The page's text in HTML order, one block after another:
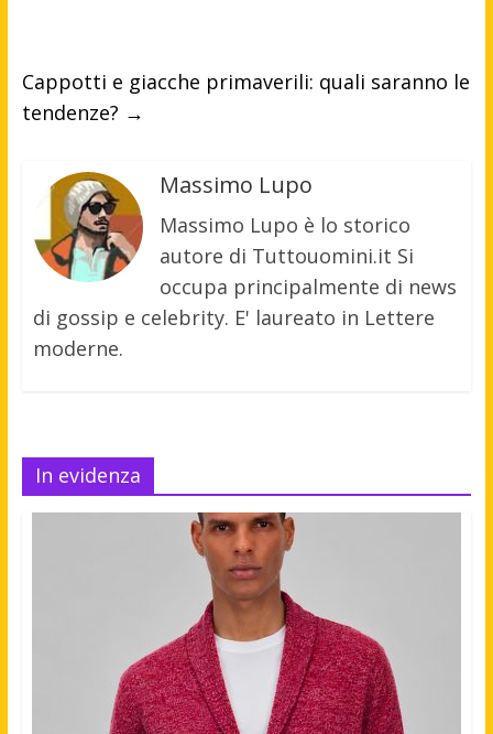
Cappotti e giacche primaverili: quali saranno le
tendenze? →
Massimo Lupo
Massimo Lupo è lo storico
autore di Tuttouomini.it Si
occupa principalmente di news
di gossip e celebrity. E' laureato in Lettere
moderne.
In evidenza